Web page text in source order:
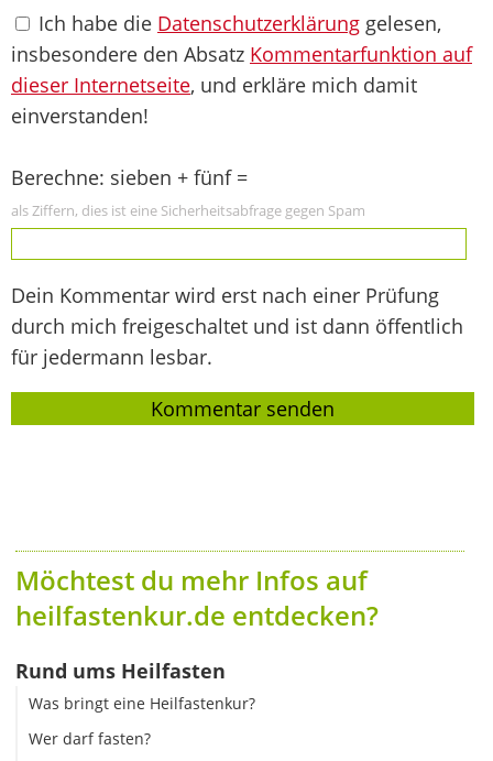
Ich habe die Datenschutzerklärung gelesen,
insbesondere den Absatz Kommentarfunktion auf
dieser Internetseite, und erkläre mich damit
einverstanden!
Berechne: sieben + fünf =
als Ziffern, dies ist eine Sicherheitsabfrage gegen Spam
Dein Kommentar wird erst nach einer Prüfung
durch mich freigeschaltet und ist dann öffentlich
für jedermann lesbar.
Möchtest du mehr Infos auf
heilfastenkur.de entdecken?
Rund ums Heilfasten
Was bringt eine Heilfastenkur?
Wer darf fasten?